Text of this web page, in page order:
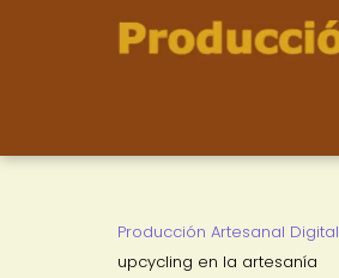
Producción Artesanal Digital
upcycling en la artesanía